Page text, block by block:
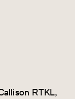
RTKL,